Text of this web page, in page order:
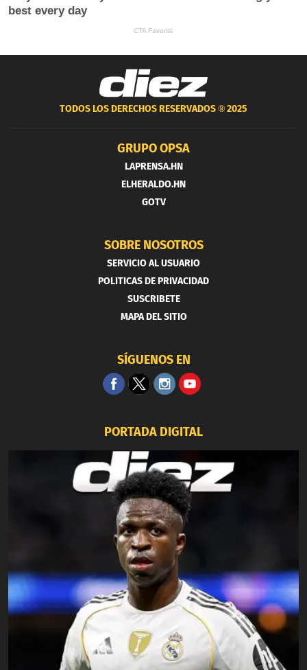
TODOS LOS DERECHOS RESERVADOS ®2025
GRUPO OPSA
LAPRENSA.HN
ELHERALDO.HN
GOTV
SOBRE NOSOTROS
SERVICIO AL USUARIO
POLITICAS DE PRIVACIDAD
SUSCRIBETE
MAPA DEL SITIO
SÍGUENOS EN
PORTADA DIGITAL